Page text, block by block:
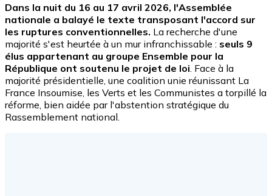
Dans la nuit du 16 au 17 avril 2026, l'Assemblée
nationale a balayé le texte transposant l'accord sur
les ruptures conventionnelles. La recherche d'une
majorité s'est heurtée à un mur infranchissable : seuls 9
élus appartenant au groupe Ensemble pour la
République ont soutenu le projet de loi . Face à la
majorité présidentielle, une coalition unie réunissant La
France Insoumise, les Verts et les Communistes a torpillé la
réforme, bien aidée par l'abstention stratégique du
Rassemblement national.